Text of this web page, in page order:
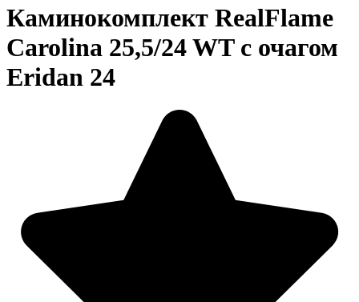
Каминокомплект RealFlame
Carolina 25,5/24 WT с очагом
Eridan 24